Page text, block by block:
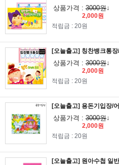
상품가격 : 3000원↓
2,000원
적립금 : 20원
상품가격 : 3000원↓
2,000원
적립금 : 20원
상품가격 : 3000원↓
2,000원
적립금 : 20원